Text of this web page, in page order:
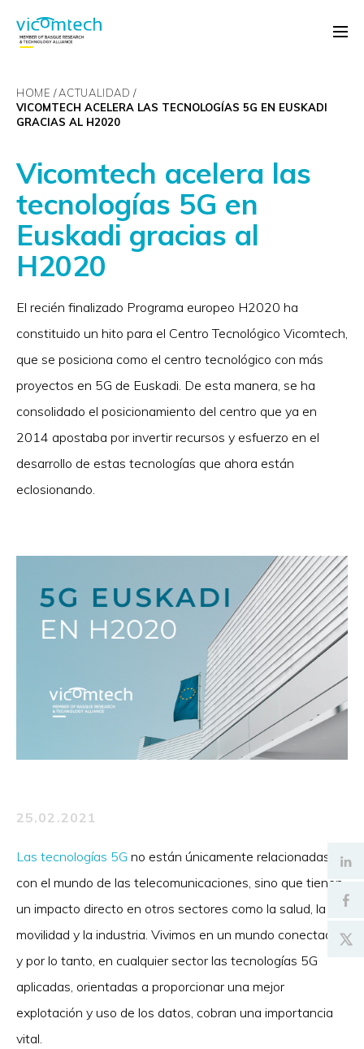
HOME
ACTUALIDAD
VICOMTECH ACELERA LAS TECNOLOGÍAS 5G EN EUSKADI
GRACIAS AL H2020
Vicomtech acelera las
tecnologías 5G en
Euskadi gracias al
H2020
El recién finalizado Programa europeo H2020 ha
constituido un hito para el Centro Tecnológico Vicomtech,
que se posiciona como el centro tecnológico con más
proyectos en 5G de Euskadi. De esta manera, se ha
consolidado el posicionamiento del centro que ya en
2014 apostaba por invertir recursos y esfuerzo en el
desarrollo de estas tecnologías que ahora están
eclosionando.
25.02.2021
Las tecnologías 5G no están únicamente relacionadas
con el mundo de las telecomunicaciones, sino que tienen
un impacto directo en otros sectores como la salud, la
movilidad y la industria. Vivimos en un mundo conectado
y por lo tanto, en cualquier sector las tecnologías 5G
aplicadas, orientadas a proporcionar una mejor
explotación y uso de los datos, cobran una importancia
vital.